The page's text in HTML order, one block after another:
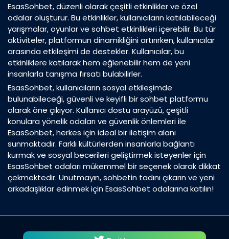
EsasSohbet, düzenli olarak çeşitli etkinlikler ve özel
odalar oluşturur. Bu etkinlikler, kullanıcıların katılabileceği
yarışmalar, oyunlar ve sohbet etkinlikleri içerebilir. Bu tür
aktiviteler, platformun dinamikliğini artırırken, kullanıcılar
arasında etkileşimi de destekler. Kullanıcılar, bu
etkinliklere katılarak hem eğlenebilir hem de yeni
insanlarla tanışma fırsatı bulabilirler.
EsasSohbet, kullanıcıların sosyal etkileşimde
bulunabileceği, güvenli ve keyifli bir sohbet platformu
olarak öne çıkıyor. Kullanıcı dostu arayüzü, çeşitli
konulara yönelik odaları ve güvenlik önlemleri ile
EsasSohbet, herkes için ideal bir iletişim alanı
sunmaktadır. Farklı kültürlerden insanlarla bağlantı
kurmak ve sosyal becerileri geliştirmek isteyenler için
EsasSohbet odaları mükemmel bir seçenek olarak dikkat
çekmektedir. Unutmayın, sohbetin tadını çıkarın ve yeni
arkadaşlıklar edinmek için EsasSohbet odalarına katılın!